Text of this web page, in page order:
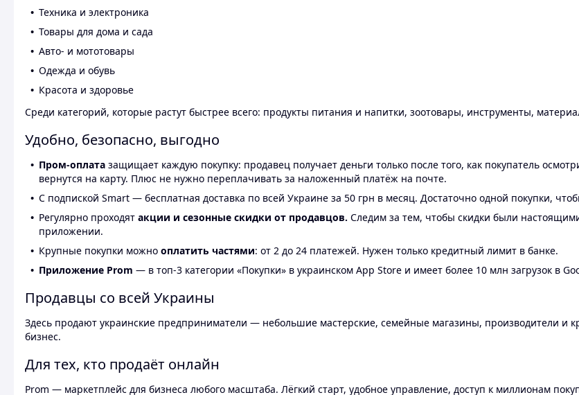
Техника и электроника
Товары для дома и сада
Авто- и мототовары
Одежда и обувь
Красота и здоровье
Среди категорий, которые растут быстрее всего: продукты питания и напитки, зоотовары, инструменты,
Удобно, безопасно, выгодно
Пром-оплата защищает каждую покупку: продавец получает деньги только после того, как покупатель
вернутся на карту. Плюс не нужно переплачивать за наложенный платёж на почте.
С подпиской Smart — бесплатная доставка по всей Украине за 50 грн в месяц. Достаточно одной покупки,
Регулярно проходят акции и сезонные скидки от продавцов. Следим за тем, чтобы скидки были
приложении.
Крупные покупки можно оплатить частями: от 2 до 24 платежей. Нужен только кредитный лимит в банке.
Приложение Prom — в топ-3 категории «Покупки» в украинском App Store и имеет более 10 млн загрузок в
Продавцы со всей Украины
Здесь продают украинские предприниматели — небольшие мастерские, семейные магазины, производители и
бизнес.
Для тех, кто продаёт онлайн
Prom — маркетплейс для бизнеса любого масштаба. Лёгкий старт, удобное управление, доступ к миллионам